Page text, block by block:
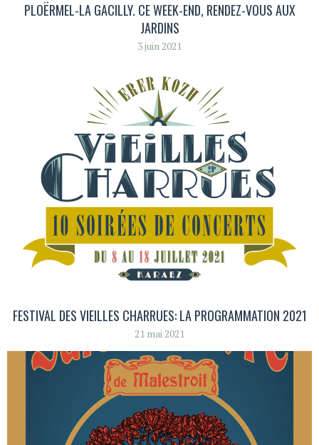
PLOËRMEL-LA GACILLY. CE WEEK-END, RENDEZ-VOUS AUX
JARDINS
3 juin 2021
FESTIVAL DES VIEILLES CHARRUES: LA PROGRAMMATION 2021
21 mai 2021